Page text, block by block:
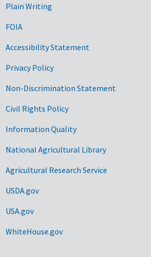
Plain Writing
FOIA
Accessibility Statement
Privacy Policy
Non-Discrimination Statement
Civil Rights Policy
Information Quality
National Agricultural Library
Agricultural Research Service
USDA.gov
USA.gov
WhiteHouse.gov